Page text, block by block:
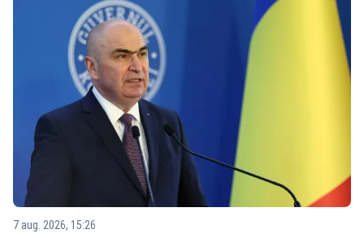
7 aug. 2026, 15:26